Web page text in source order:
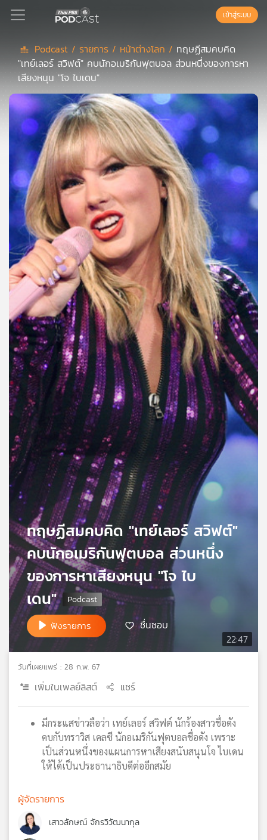
Podcast
เพล
เพล
สต์
ของ
คุณ
เพลง
บทความ
ข่าว
และ
กิจกรรม
เกี่ยว
กับ
เรา
เครือ
ข่าย
วิทยุ
ไทย
พี
บี
เอส
แผนที่
วิทยุ
เข้าสู่ระบบ
Podcast / รายการ / หน้าต่างโลก / ทฤษฏีสมคบคิด
"เทย์เลอร์ สวิฟต์" คบนักอเมริกันฟุตบอล ส่วนหนึ่งของการหา
เสียงหนุน "โจ ไบเดน"
22:47
ทฤษฏีสมคบคิด "เทย์เลอร์ สวิฟต์"
คบนักอเมริกันฟุตบอล ส่วนหนึ่ง
ของการหาเสียงหนุน "โจ ไบ
เดน"
ฟังรายการ ชื่นชอบ
วันที่เผยแพร่ : 28 ก.พ. 67
เพิ่มในเพลย์ลิสต์ แชร์
มีกระแสข่าวลือว่า เทย์เลอร์ สวิฟต์ นักร้องสาวชื่อดัง
คบกับทราวิส เคลซี นักอเมริกันฟุตบอลชื่อดัง เพราะ
เป็นส่วนหนึ่งของแผนการหาเสียงสนับสนุนโจ ไบเดน
ให้ได้เป็นประธานาธิบดีต่ออีกสมัย
ผู้จัดรายการ
เสาวลักษณ์ จักรวิวัฒนากุล